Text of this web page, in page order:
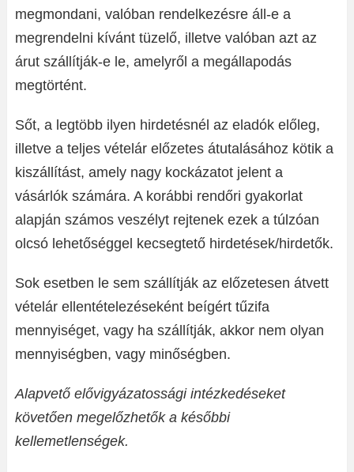
megmondani, valóban rendelkezésre áll-e a
megrendelni kívánt tüzelő, illetve valóban azt az
árut szállítják-e le, amelyről a megállapodás
megtörtént.
Sőt, a legtöbb ilyen hirdetésnél az eladók előleg,
illetve a teljes vételár előzetes átutalásához kötik a
kiszállítást, amely nagy kockázatot jelent a
vásárlók számára. A korábbi rendőri gyakorlat
alapján számos veszélyt rejtenek ezek a túlzóan
olcsó lehetőséggel kecsegtető hirdetések/hirdetők.
Sok esetben le sem szállítják az előzetesen átvett
vételár ellentételezéseként beígért tűzifa
mennyiséget, vagy ha szállítják, akkor nem olyan
mennyiségben, vagy minőségben.
Alapvető elővigyázatossági intézkedéseket
követően megelőzhetők a későbbi
kellemetlenségek.